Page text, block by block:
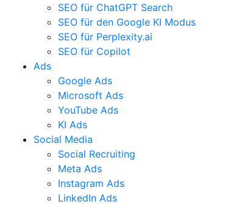
SEO für ChatGPT Search
SEO für den Google KI Modus
SEO für Perplexity.ai
SEO für Copilot
Ads
Google Ads
Microsoft Ads
YouTube Ads
KI Ads
Social Media
Social Recruiting
Meta Ads
Instagram Ads
LinkedIn Ads